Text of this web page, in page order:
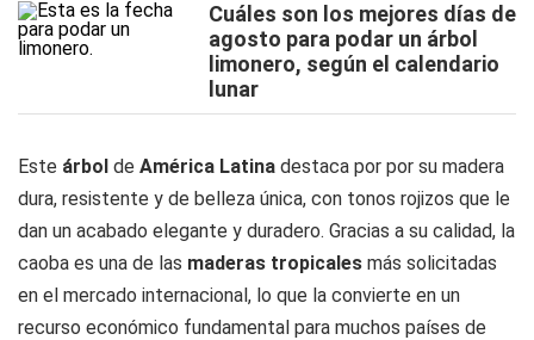
Cuáles son los mejores días de
agosto para podar un árbol
limonero, según el calendario
lunar
Este árbol de América Latina destaca por por su madera
dura, resistente y de belleza única, con tonos rojizos que le
dan un acabado elegante y duradero. Gracias a su calidad, la
caoba es una de las maderas tropicales más solicitadas
en el mercado internacional, lo que la convierte en un
recurso económico fundamental para muchos países de